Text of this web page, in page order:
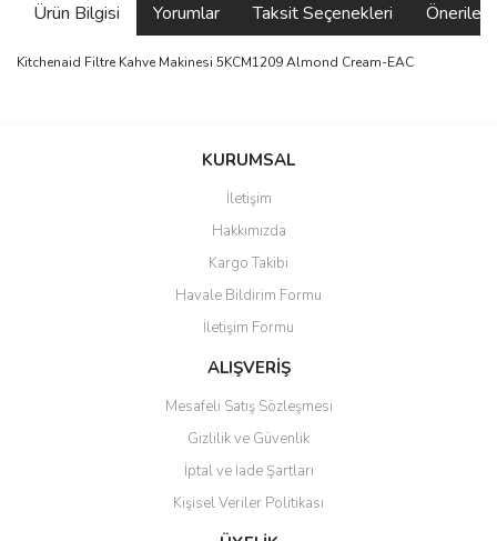
Ürün Bilgisi Yorumlar Taksit Seçenekleri
Kitchenaid Filtre Kahve Makinesi 5KCM1209 Almond Cream-EAC
Bu ürüne ilk yorumu siz yapın!
Ürün resmi kalitesiz, bozuk veya görüntülenemiyor.
Ürün açıklamasında eksik bilgiler bulunuyor.
Ürün bilgilerinde hatalar bulunuyor.
Ürün fiyatı diğer sitelerden daha pahalı.
Bu ürüne benzer farklı alternatifler olmalı.
Gönder
KURUMSAL
İletişim
Hakkımızda
Kargo Takibi
Havale Bildirim Formu
İletişim Formu
ALIŞVERİŞ
Mesafeli Satış Sözleşmesi
Gizlilik ve Güvenlik
İptal ve İade Şartları
Kişisel Veriler Politikası